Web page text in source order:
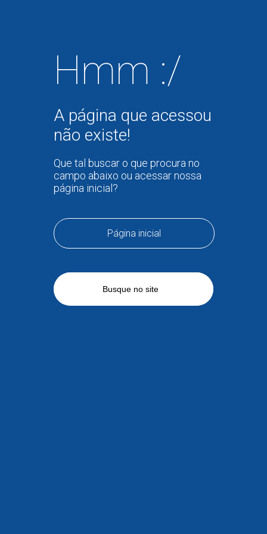
Hmm :/
A página que acessou
não existe!
Que tal buscar o que procura no
campo abaixo ou acessar nossa
página inicial?
Página inicial